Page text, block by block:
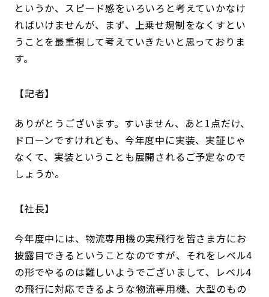
というか、スピード感をいろいろと考えていかなけ
ればいけませんが、まず、上乗せ規制をなくすとい
うことを最重視して考えていきたいと思っておりま
す。
記者
ありがとうございます。すいません、あと1点だけ、
ドローンですけれども、今年度中に実装、実証じゃ
なくて、実装ということも展開されるご予定なので
しょうか。
社長
今年度中には、物流専用機の実飛行を皆さま方にお
披露目できるということなのですが、それをレベル4
の形でやるのは難しいようでございまして、レベル4
の飛行に対応できるような物流専用機、大型のもの